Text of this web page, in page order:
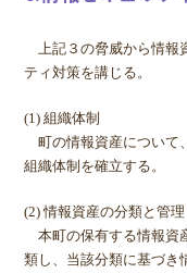
上記３の脅威から情報
ティ対策を講じる。
(1) 組織体制
町の情報資産について
組織体制を確立する。
(2) 情報資産の分類と管理
本町の保有する情報資
類し、当該分類に基づき